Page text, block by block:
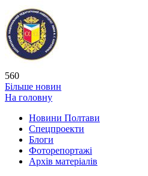
560
Більше новин
На головну
Новини Полтави
Спецпроекти
Блоги
Фоторепортажі
Архів матеріалів